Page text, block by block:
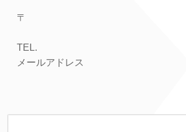
〒
TEL.
メールアドレス